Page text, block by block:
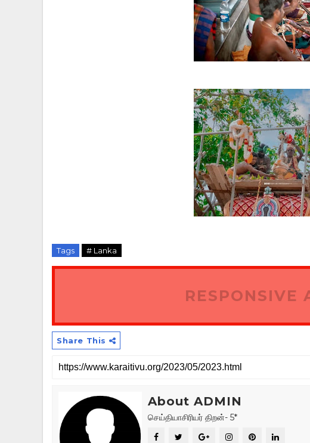
Tags # Lanka
RESPONSIVE
Share This
About ADMIN
செய்தியாசிரியர் திறன்- 5*